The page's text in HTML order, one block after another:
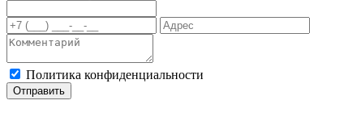
Политика конфиденциальности
Отправить